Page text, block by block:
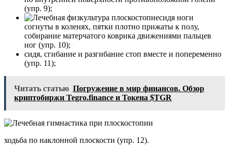
(упр. 9);
сидя ноги
согнуты в коленях, пятки плотно прижаты к полу,
собирание матерчатого коврика движениями пальцев
ног (упр. 10);
сидя, сгибание и разгибание стоп вместе и попеременно
(упр. 11);
Читать статью Погружение в мир финансов. Обзор
криптобиржи Tegro.finance и Токена $TGR
ходьба по наклонной плоскости (упр. 12).